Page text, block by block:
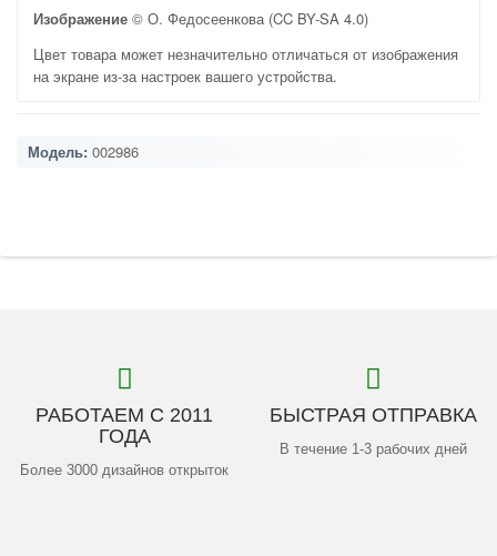
Изображение © О. Федосеенкова (CC BY-SA 4.0)
Цвет товара может незначительно отличаться от изображения
на экране из-за настроек вашего устройства.
Модель: 002986
РАБОТАЕМ С 2011
ГОДА
Более 3000 дизайнов открыток
БЫСТРАЯ ОТПРАВКА
В течение 1-3 рабочих дней